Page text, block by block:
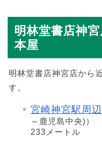
明林堂書店神
本屋
明林堂書店神宮店から
す。
宮崎神宮駅周
～鹿児島中央)）
233メートル